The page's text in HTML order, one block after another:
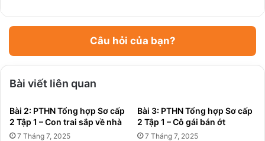
Câu hỏi của bạn?
Bài viết liên quan
Bài 2: PTHN Tổng hợp Sơ cấp
2 Tập 1 – Con trai sắp về nhà
7 Tháng 7, 2025
Bài 3: PTHN Tổng hợp Sơ cấp
2 Tập 1 – Cô gái bán ớt
7 Tháng 7, 2025